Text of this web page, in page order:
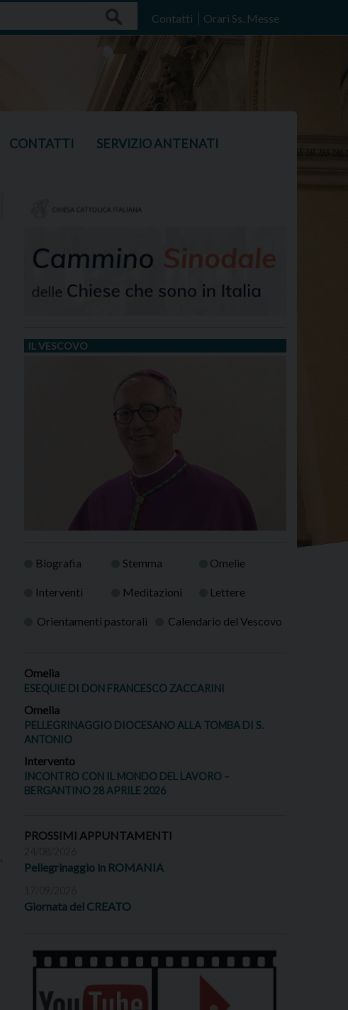
Contatti Orari Ss. Messe
CONTATTI SERVIZIO ANTENATI
IL VESCOVO
Biografia Stemma Omelie
Interventi Meditazioni Lettere
Orientamenti pastorali Calendario del Vescovo
Omelia
ESEQUIE DI DON FRANCESCO ZACCARINI
Omelia
PELLEGRINAGGIO DIOCESANO ALLA TOMBA DI S.
ANTONIO
Intervento
INCONTRO CON IL MONDO DEL LAVORO –
BERGANTINO 28 APRILE 2026
PROSSIMI APPUNTAMENTI
Pellegrinaggio in ROMANIA
Giornata del CREATO